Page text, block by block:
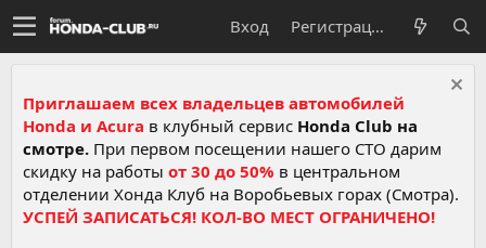
Вход Регистрация
Приглашаем всех владельцев автомобилей
Honda и Acura в клубный сервис Honda Club на
смотре. При первом посещении нашего СТО дарим
скидку на работы от 30 до 50% в центральном
отделении Хонда Клуб на Воробьевых горах (Смотра).
УСПЕЙ ЗАПИСАТЬСЯ! КОЛ-ВО МЕСТ ОГРАНИЧЕНО!